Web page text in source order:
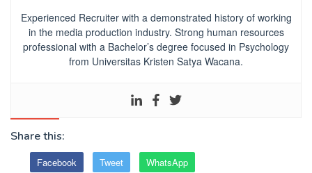
Experienced Recruiter with a demonstrated history of working
in the media production industry. Strong human resources
professional with a Bachelor’s degree focused in Psychology
from Universitas Kristen Satya Wacana.
Share this:
Facebook Tweet WhatsApp